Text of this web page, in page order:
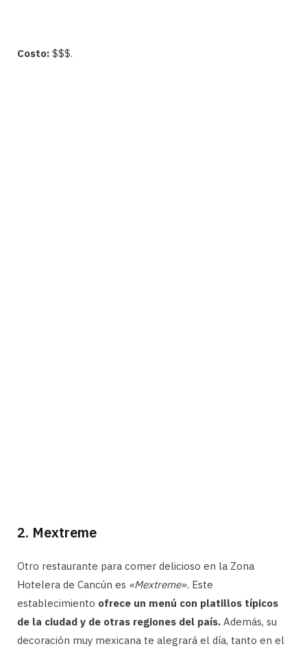
Costo: $$$.
2. Mextreme
Otro restaurante para comer delicioso en la Zona
Hotelera de Cancún es «Mextreme». Este
establecimiento ofrece un menú con platillos típicos
de la ciudad y de otras regiones del país. Además, su
decoración muy mexicana te alegrará el día, tanto en el